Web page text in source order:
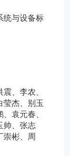
统与设备标
、李农、
莹杰、别玉
袁元春、
帅、张志
崇彬、周